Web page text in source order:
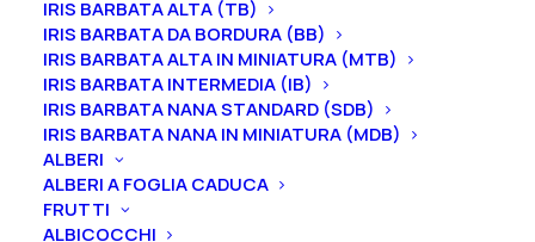
IRIS BARBATA ALTA (TB)
IRIS BARBATA DA BORDURA (BB)
IRIS BARBATA ALTA IN MINIATURA (MTB)
IRIS BARBATA INTERMEDIA (IB)
IRIS BARBATA NANA STANDARD (SDB)
IRIS BARBATA NANA IN MINIATURA (MDB)
ALBERI
ALBERI A FOGLIA CADUCA
FRUTTI
ALBICOCCHI
Dimensione vaso
Rosa
cespuglio
rifiorenti